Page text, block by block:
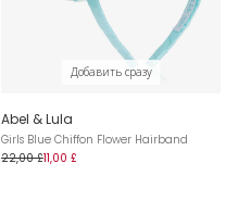
Добавить сразу
Abel & Lula
Girls Blue Chiffon Flower Hairband
22,00 £11,00 £